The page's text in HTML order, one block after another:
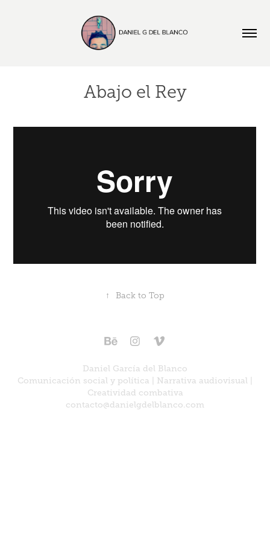
Abajo el Rey
↑ Back to Top
Daniel García del Blanco
Comunicación social y política | Narrativa audiovisual |
Creatividad combativa
contacto@danielgdelblanco.com